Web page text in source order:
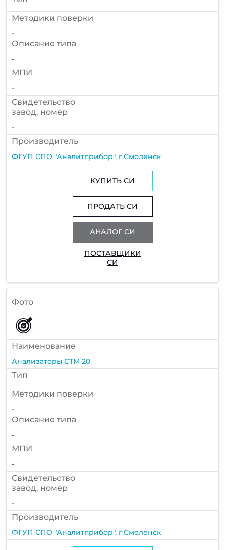
Методики поверки
-
Описание типа
-
МПИ
-
Cвидетельство
завод. номер
-
Производитель
ФГУП СПО "Аналитприбор", г.Смоленск
КУПИТЬ СИ
ПРОДАТЬ СИ
АНАЛОГ СИ
ПОСТАВЩИКИ
СИ
Фото
Наименование
Анализаторы СТМ 20
Тип
Методики поверки
-
Описание типа
-
МПИ
-
Cвидетельство
завод. номер
-
Производитель
ФГУП СПО "Аналитприбор", г.Смоленск